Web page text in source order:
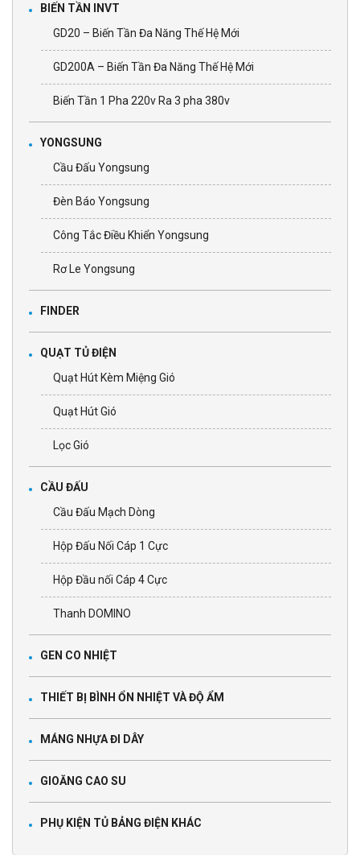
BIẾN TẦN INVT
GD20 – Biến Tần Đa Năng Thế Hệ Mới
GD200A – Biến Tần Đa Năng Thế Hệ Mới
Biến Tần 1 Pha 220v Ra 3 pha 380v
YONGSUNG
Cầu Đấu Yongsung
Đèn Báo Yongsung
Công Tắc Điều Khiển Yongsung
Rơ Le Yongsung
FINDER
QUẠT TỦ ĐIỆN
Quạt Hút Kèm Miệng Gió
Quạt Hút Gió
Lọc Gió
CẦU ĐẤU
Cầu Đấu Mạch Dòng
Hộp Đấu Nối Cáp 1 Cực
Hộp Đầu nối Cáp 4 Cực
Thanh DOMINO
GEN CO NHIỆT
THIẾT BỊ BÌNH ỔN NHIỆT VÀ ĐỘ ẨM
MÁNG NHỰA ĐI DÂY
GIOĂNG CAO SU
PHỤ KIỆN TỦ BẢNG ĐIỆN KHÁC